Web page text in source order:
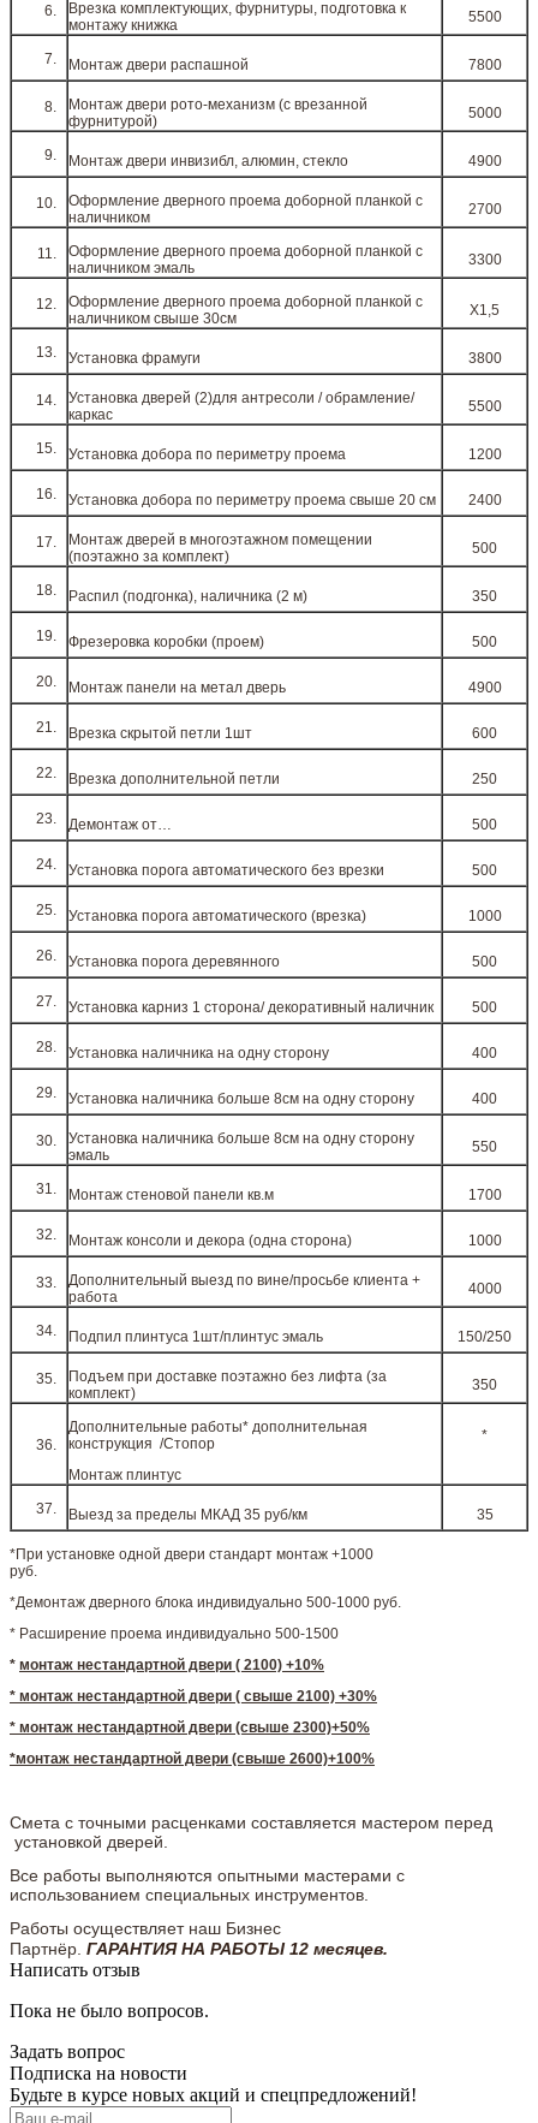
Врезка комплектующих, фурнитуры, подготовка к
монтажу книжка
5500
Монтаж двери распашной 7800
Монтаж двери рото-механизм (с врезанной
фурнитурой)
5000
Монтаж двери инвизибл, алюмин, стекло 4900
Оформление дверного проема доборной планкой с
наличником
2700
Оформление дверного проема доборной планкой с
наличником эмаль
3300
Оформление дверного проема доборной планкой с
наличником свыше 30см
Х1,5
Установка фрамуги 3800
Установка дверей (2)для антресоли / обрамление/
каркас
5500
Установка добора по периметру проема 1200
Установка добора по периметру проема свыше 20 см 2400
Монтаж дверей в многоэтажном помещении
(поэтажно за комплект)
500
Распил (подгонка), наличника (2 м) 350
Фрезеровка коробки (проем) 500
Монтаж панели на метал дверь 4900
Врезка скрытой петли 1шт 600
Врезка дополнительной петли 250
Демонтаж от… 500
Установка порога автоматического без врезки 500
Установка порога автоматического (врезка) 1000
Установка порога деревянного 500
Установка карниз 1 сторона/ декоративный наличник 500
Установка наличника на одну сторону 400
Установка наличника больше 8см на одну сторону 400
Установка наличника больше 8см на одну сторону
эмаль
550
Монтаж стеновой панели кв.м 1700
Монтаж консоли и декора (одна сторона) 1000
Дополнительный выезд по вине/просьбе клиента +
работа
4000
Подпил плинтуса 1шт/плинтус эмаль 150/250
Подъем при доставке поэтажно без лифта (за
комплект)
350
Дополнительные работы* дополнительная
конструкция /Стопор
Монтаж плинтус
*
Выезд за пределы МКАД 35 руб/км 35
*При установке одной двери стандарт монтаж +1000
руб.
*Демонтаж дверного блока индивидуально 500-1000 руб.
* Расширение проема индивидуально 500-1500
* монтаж нестандартной двери ( 2100) +10%
* монтаж нестандартной двери ( свыше 2100) +30%
* монтаж нестандартной двери (свыше 2300)+50%
*монтаж нестандартной двери (свыше 2600)+100%
Смета с точными расценками составляется мастером перед
установкой дверей.
Все работы выполняются опытными мастерами с
использованием специальных инструментов.
Работы осуществляет наш Бизнес
Партнёр. ГАРАНТИЯ НА РАБОТЫ 12 месяцев.
Написать отзыв
Пока не было вопросов.
Задать вопрос
Подписка на новости
Будьте в курсе новых акций и спецпредложений!